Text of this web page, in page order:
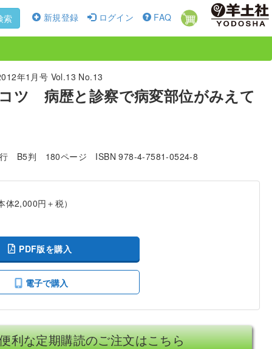
新規登録 ログイン FAQ
索
年1月号 Vol.13 No.13
ツ 病歴と診察で病変部位がみえて
B5判 180ページ ISBN 978-4-7581-0524-8
体2,000円＋税）
PDF版を購入
電子で購入
利な定期購読のご注文はこちら